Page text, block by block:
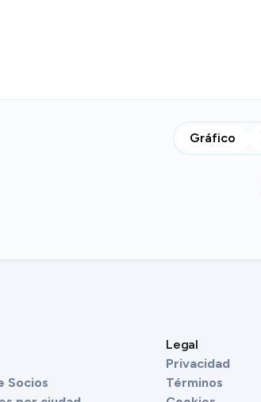
Gráfico
Socios
Legal
Privacidad
Términos